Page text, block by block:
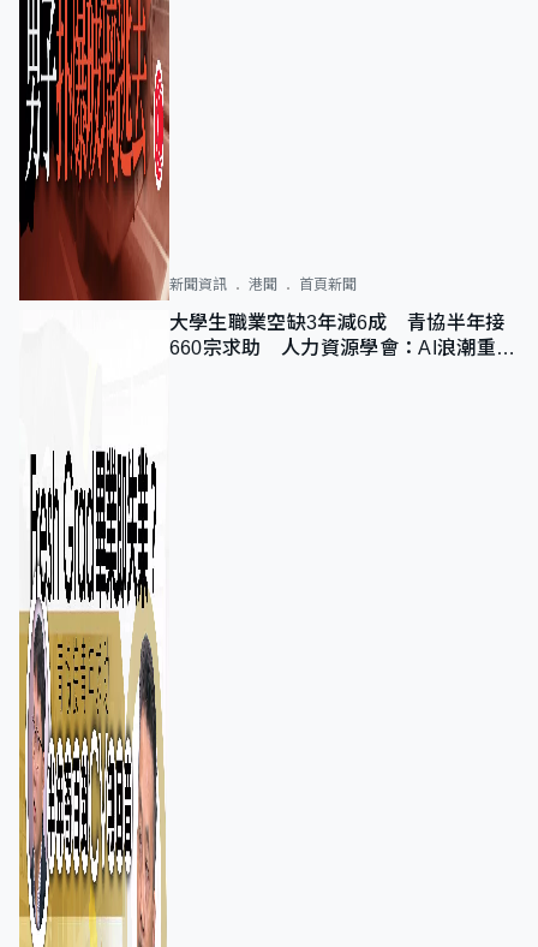
新聞資訊 港聞 首頁新聞
大學生職業空缺3年減6成 青協半年接
660宗求助 人力資源學會：AI浪潮重整